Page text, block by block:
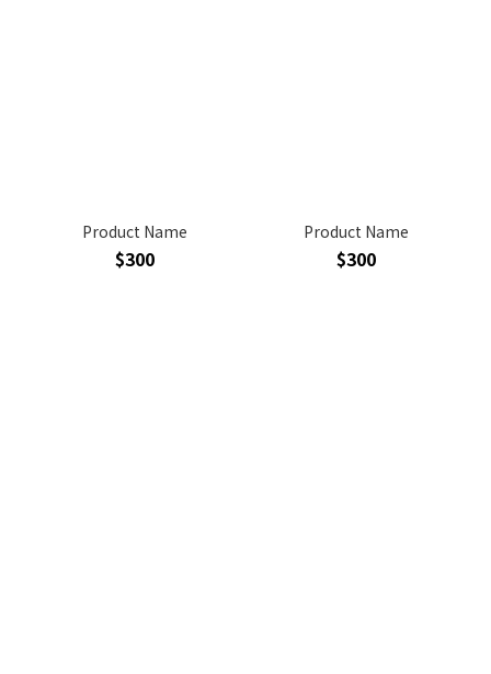
Product Name
$300
Product Name
$300